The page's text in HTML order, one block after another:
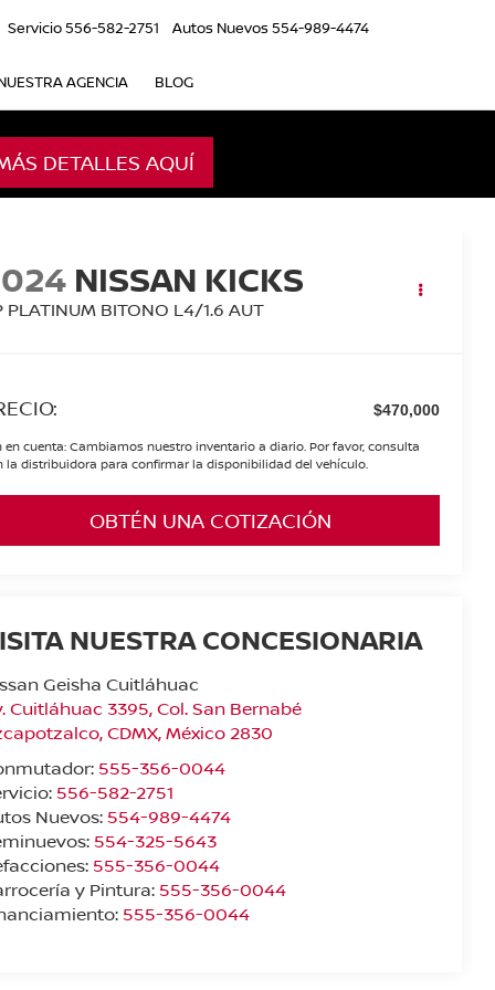
Servicio556-582-2751 Autos Nuevos554-989-4474
AGENCIA BLOG
DETALLES AQUÍ
NISSAN KICKS
PLATINUM BITONO L4/1.6 AUT
$470,000
en cuenta: Cambiamos nuestro inventario a diario. Por favor, consulta
la distribuidora para confirmar la disponibilidad del vehículo.
OBTÉN UNA COTIZACIÓN
NUESTRA CONCESIONARIA
Geisha Cuitláhuac
Cuitláhuac 3395, Col. San Bernabé
,CDMX, México 2830
555-356-0044
556-582-2751
Nuevos: 554-989-4474
554-325-5643
555-356-0044
y Pintura: 555-356-0044
555-356-0044